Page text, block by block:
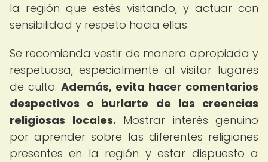
la región que estés visitando, y actuar con
sensibilidad y respeto hacia ellas.
Se recomienda vestir de manera apropiada y
respetuosa, especialmente al visitar lugares
de culto. Además, evita hacer comentarios
despectivos o burlarte de las creencias
religiosas locales. Mostrar interés genuino
por aprender sobre las diferentes religiones
presentes en la región y estar dispuesto a